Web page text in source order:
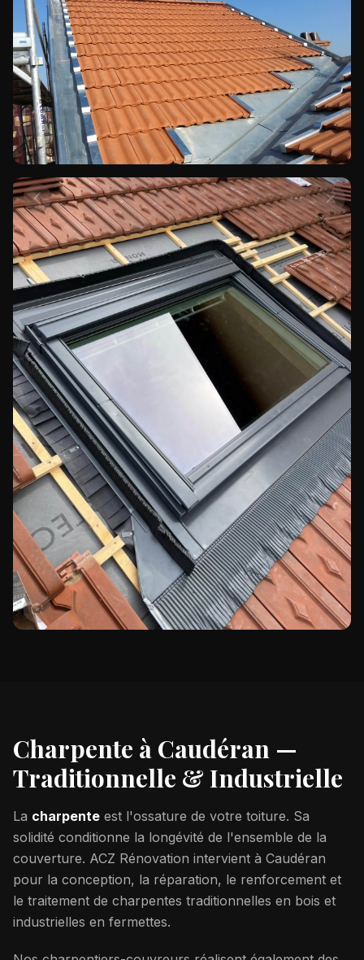
Charpente à Caudéran —
Traditionnelle & Industrielle
La charpente est l'ossature de votre toiture. Sa
solidité conditionne la longévité de l'ensemble de la
couverture. ACZ Rénovation intervient à Caudéran
pour la conception, la réparation, le renforcement et
le traitement de charpentes traditionnelles en bois et
industrielles en fermettes.